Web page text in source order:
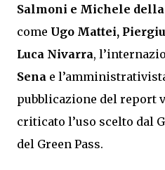
Salmoni e Michele
come Ugo Mattei,
Luca Nivarra,
Sena e
pubblicazione del report
criticato l’uso scelto dal
del Green Pass.